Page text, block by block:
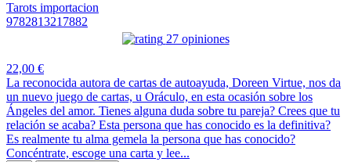
Tarots importacion
9782813217882
27 opiniones
22,00 €
La reconocida autora de cartas de autoayuda, Doreen Virtue, nos da
un nuevo juego de cartas, u Oráculo, en esta ocasión sobre los
Ángeles del amor. Tienes alguna duda sobre tu pareja? Crees que tu
relación se acaba? Esta persona que has conocido es la definitiva?
Es realmente tu alma gemela la persona que has conocido?
Concéntrate, escoge una carta y lee...